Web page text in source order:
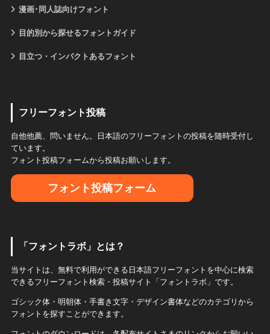
漫画･同人誌向けフォント
目的別から探せるフォントガイド
目立つ・インパクトあるフォント
フリーフォント投稿
自他他薦、問いません。日本語のフリーフォントの投稿を随時受付し
ています。
フォント投稿フォームから投稿お願いします。
フォント投稿フォーム
「フォントラボ」とは？
当サイトは、無料で利用ができる日本語フリーフォントを中心に検索
できるフリーフォント検索・投稿サイト「フォントラボ」です。
ゴシック体・明朝体・手書き文字・デザイン書体などのカテゴリから
フォントを探すことができます。